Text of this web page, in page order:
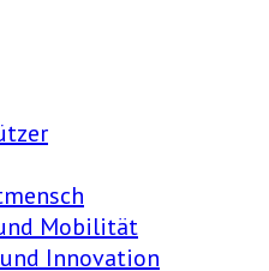
Mobilität
Innovation